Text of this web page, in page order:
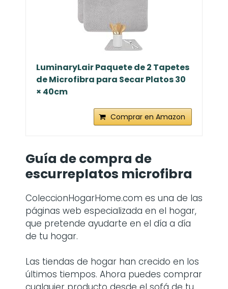
LuminaryLair Paquete de 2 Tapetes
de Microfibra para Secar Platos 30
× 40cm
Comprar en Amazon
Guía de compra de
escurreplatos microfibra
ColeccionHogarHome.com es una de las
páginas web especializada en el hogar,
que pretende ayudarte en el día a día
de tu hogar.
Las tiendas de hogar han crecido en los
últimos tiempos. Ahora puedes comprar